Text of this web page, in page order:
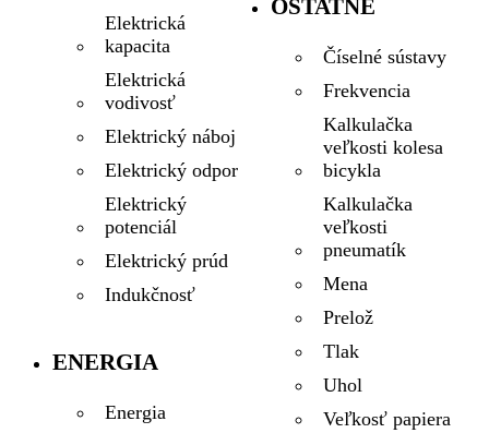
Elektrická
kapacita
Elektrická
vodivosť
Elektrický náboj
Elektrický odpor
Elektrický
potenciál
Elektrický prúd
Indukčnosť
ENERGIA
Energia
OSTATNÉ
Číselné sústavy
Frekvencia
Kalkulačka
veľkosti kolesa
bicykla
Kalkulačka
veľkosti
pneumatík
Mena
Prelož
Tlak
Uhol
Veľkosť papiera